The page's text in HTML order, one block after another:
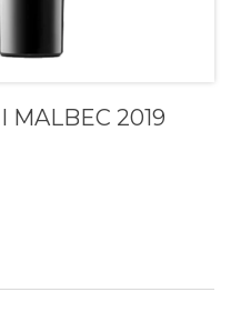
MALBEC 2019